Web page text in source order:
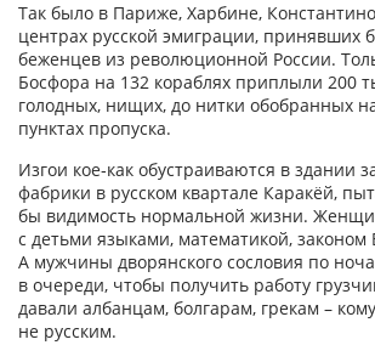
Так было в Париже, Харбине,
центрах русской эмиграции, принявших
беженцев из революционной России.
Босфора на 132 кораблях приплыли 200
голодных, нищих, до нитки обобранных
пунктах пропуска.
Изгои кое‑как обустраиваются в здании
фабрики в русском квартале Каракёй,
бы видимость нормальной жизни.
с детьми языками, математикой,
А мужчины дворянского сословия по
в очереди, чтобы получить работу
давали албанцам, болгарам, грекам –
не русским.